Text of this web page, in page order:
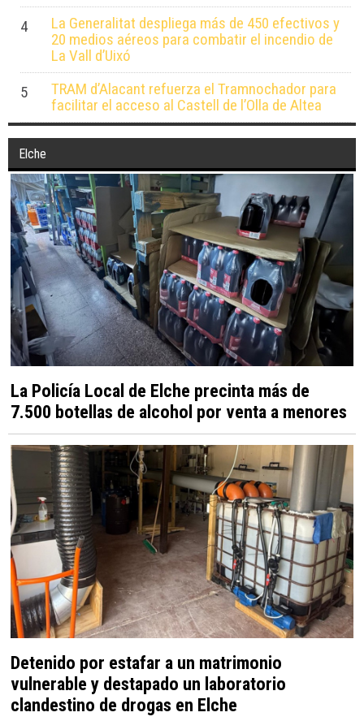
4
La Generalitat despliega más de 450 efectivos y
20 medios aéreos para combatir el incendio de
La Vall d’Uixó
5
TRAM d’Alacant refuerza el Tramnochador para
facilitar el acceso al Castell de l’Olla de Altea
Elche
La Policía Local de Elche precinta más de
7.500 botellas de alcohol por venta a menores
Detenido por estafar a un matrimonio
vulnerable y destapado un laboratorio
clandestino de drogas en Elche